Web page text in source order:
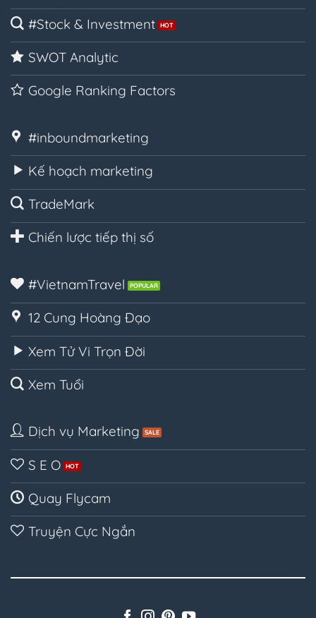
#Stock & Investment
SWOT Analytic
Google Ranking Factors
#inboundmarketing
Kế hoạch marketing
TradeMark
Chiến lược tiếp thị số
#VietnamTravel
12 Cung Hoàng Đạo
Xem Tử Vi Trọn Đời
Xem Tuổi
Dịch vụ Marketing
S E O
Quay Flycam
Truyện Cực Ngắn